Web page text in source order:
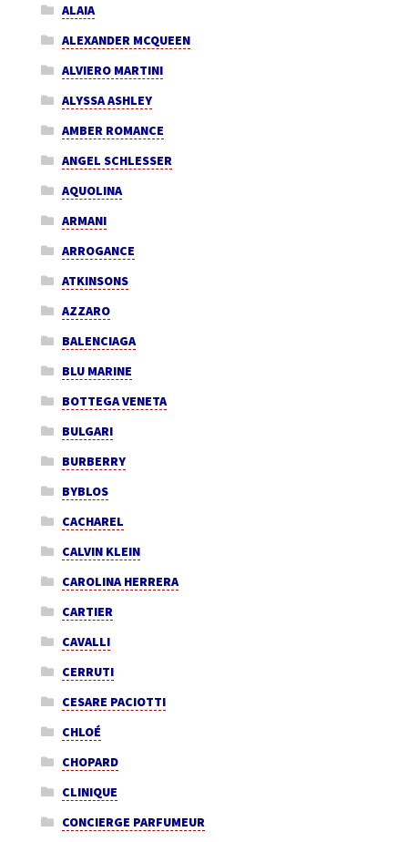
ALAIA
ALEXANDER MCQUEEN
ALVIERO MARTINI
ALYSSA ASHLEY
AMBER ROMANCE
ANGEL SCHLESSER
AQUOLINA
ARMANI
ARROGANCE
ATKINSONS
AZZARO
BALENCIAGA
BLU MARINE
BOTTEGA VENETA
BULGARI
BURBERRY
BYBLOS
CACHAREL
CALVIN KLEIN
CAROLINA HERRERA
CARTIER
CAVALLI
CERRUTI
CESARE PACIOTTI
CHLOÉ
CHOPARD
CLINIQUE
CONCIERGE PARFUMEUR